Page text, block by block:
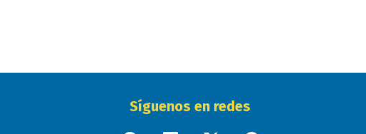
Síguenos en redes